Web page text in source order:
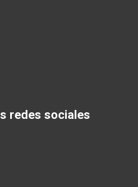
redes sociales